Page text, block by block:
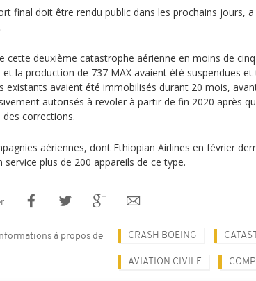
final doit être rendu public dans les prochains jours, a
cette deuxième catastrophe aérienne en moins de
et la production de 737 MAX avaient été suspendues et
existants avaient été immobilisés durant 20 mois,
autorisés à revoler à partir de fin 2020 après
corrections.
aériennes, dont Ethiopian Airlines en février
service plus de 200 appareils de ce type.
à propos de CRASH BOEING
AVIATION CIVILE